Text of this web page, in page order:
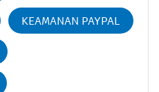
KEAMANAN PAYPAL